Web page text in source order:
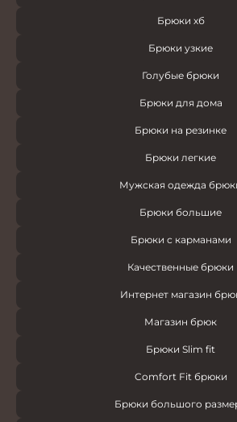
Брюки хб
Брюки узкие
Голубые брюки
Брюки для дома
Брюки на резинке
Брюки легкие
Мужская одежда
Брюки большие
Брюки с карманами
Качественные брюки
Интернет магазин
Магазин брюк
Брюки Slim fit
Comfort Fit брюки
Брюки большого